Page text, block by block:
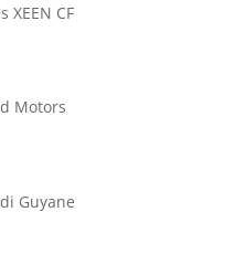
XEEN CF
Motors
Guyane